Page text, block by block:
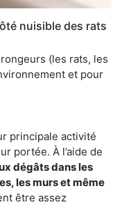
nuisible des rats
rongeurs (les rats, les
et pour
principale activité
portée. À l’aide de
dégâts dans les
les murs et même
être assez